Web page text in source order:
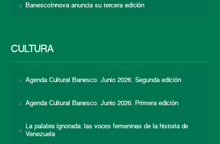
BanescoInnova anuncia su tercera edición
CULTURA
Agenda Cultural Banesco. Junio 2026. Segunda edición
Agenda Cultural Banesco. Junio 2026. Primera edición
La palabra ignorada: las voces femeninas de la historia de
Venezuela